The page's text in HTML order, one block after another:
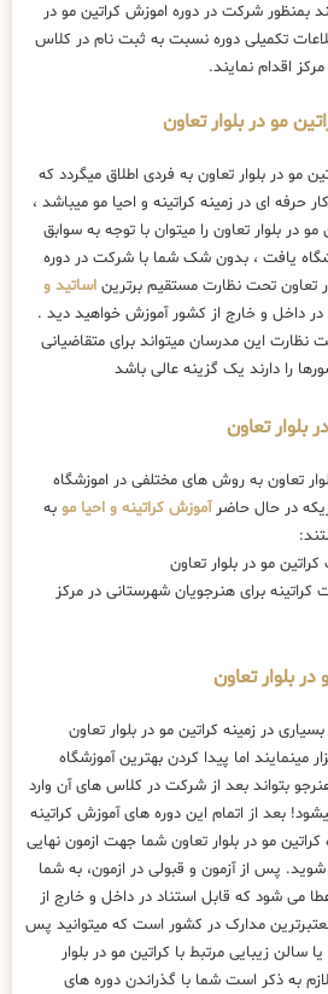
بمنظور شرکت در دوره اموزش کراتین مو در
تکمیلی دوره نسبت به ثبت نام در کلاس
اقدام نمایند.
مو در بلوار تعاون
مو در بلوار تعاون به فردی اطلاق میگردد که
سابقه کار حرفه ای در زمینه کراتینه و احیا مو میباشد ،
در بلوار تعاون را میتوان با توجه به سوابق
یافت ، بدون شک شما با شرکت در دوره
تعاون تحت نظارت مستقیم برترین اساتید و
در داخل و خارج از کشور آموزش خواهید دید .
نظارت این مدرسان میتواند برای متقاضیانی
را دارند یک گزینه عالی باشد
بلوار تعاون
تعاون به روش های مختلفی در اموزشگاه
در حال حاضرآموزش کراتینه و احیا مو به
برای هنرجویان شهرستانی در مرکز
بلوار تعاون
در زمینه کراتین مو در بلوار تعاون
مینمایند اما پیدا کردن بهترین آموزشگاه
بتواند بعد از شرکت در کلاس های آن وارد
بعد از اتمام این دوره های آموزش کراتینه
کراتین مو در بلوار تعاون شما جهت ازمون نهایی
پس از آزمون و قبولی در ازمون، به شما
می شود که قابل استناد در داخل و خارج از
مدارک در کشور است که میتوانید پس
سالن زیبایی مرتبط با کراتین مو در بلوار
به ذکر است شما با گذراندن دوره های